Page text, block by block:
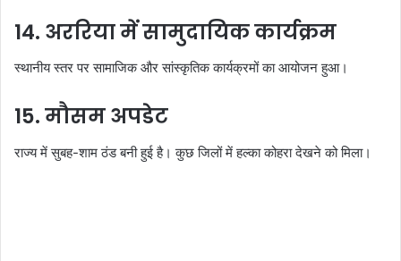
14. अररिया में सामुदायिक कार्यक्रम
स्थानीय स्तर पर सामाजिक और सांस्कृतिक कार्यक्रमों का आयोजन हुआ।
15. मौसम अपडेट
राज्य में सुबह-शाम ठंड बनी हुई है। कुछ जिलों में हल्का कोहरा देखने को मिला।